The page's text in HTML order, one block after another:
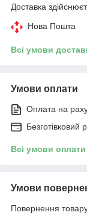
Доставка
Нова Пошта
Всі умови
Умови оплати
Оплата на
Безготівковий
Всі умови оплати
Умови
Повернення